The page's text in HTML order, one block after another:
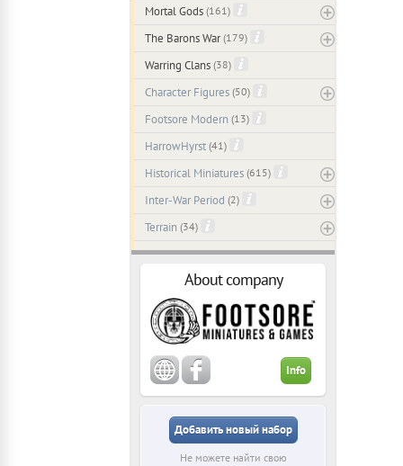
Mortal Gods (161)
The Barons War (179)
Warring Clans (38)
Character Figures (50)
Footsore Modern (13)
HarrowHyrst (41)
Historical Miniatures (615)
Inter-War Period (2)
Terrain (34)
About company
Info
Добавить новый набор
Не можете найти свою